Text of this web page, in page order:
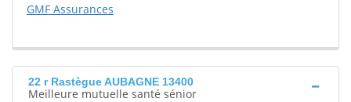
GMF Assurances
22 r Rastègue AUBAGNE 13400
Meilleure mutuelle santé sénior